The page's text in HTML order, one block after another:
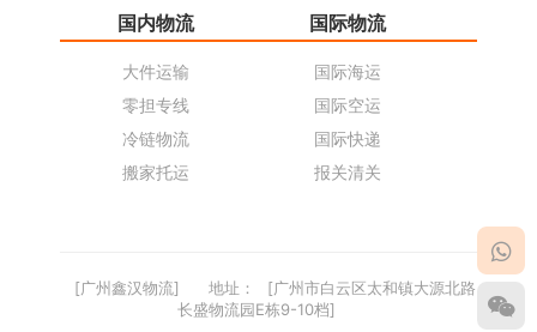
国内物流
大件运输
零担专线
冷链物流
搬家托运
国际物流
国际海运
国际空运
国际快递
报关清关
[广州鑫汉物流] 地址：
[广州市白云区太和镇大源北路
长盛物流园E栋9-10档]